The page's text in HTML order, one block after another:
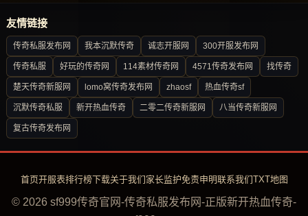
友情链接
传奇私服发布网 我本沉默传奇 诚志开服网 300开服发布网
传奇私服 好玩的传奇网 114素材传奇网 4571传奇发布网 找传奇
楚天传奇新服网 lomo窝传奇发布网 zhaosf 热血传奇sf
沉默传奇私服 新开热血传奇 二零二传奇新服网 八当传奇新服网
复古传奇发布网
首页开服表排行榜下载关于我们 家长监护免责申明联系我们TXT地图
© 2026 sf999传奇官网-传奇私服发布网-正版新开热血传奇-